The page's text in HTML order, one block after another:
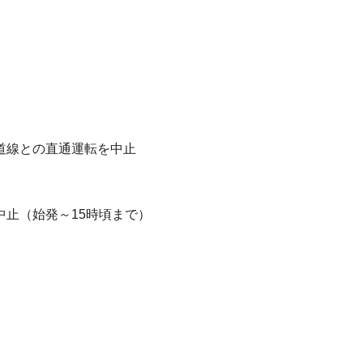
との直通運転を中止
（始発～15時頃まで）